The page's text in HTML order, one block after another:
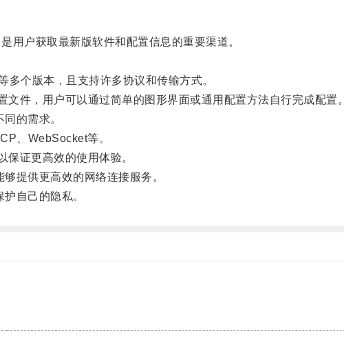
户获取最新版软件和配置信息的重要渠道。
个版本，且支持许多协议和传输方式。
，用户可以通过简单的图形界面或通用配置方法自行完成配置。
的需求。
、WebSocket等。
证更高效的使用体验。
提供更高效的网络连接服务。
自己的隐私。